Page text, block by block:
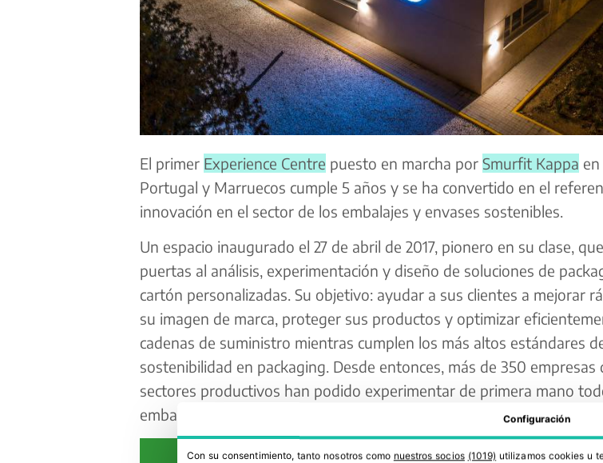
El primer Experience Centre puesto en marcha por Smurfit Kappa
Portugal y Marruecos cumple 5 años y se ha convertido en el
innovación en el sector de los embalajes y envases sostenibles.
Un espacio inaugurado el 27 de abril de 2017, pionero en su clase,
puertas al análisis, experimentación y diseño de soluciones de
cartón personalizadas. Su objetivo: ayudar a sus clientes a mejorar
su imagen de marca, proteger sus productos y optimizar
cadenas de suministro mientras cumplen los más altos estándares
sostenibilidad en packaging. Desde entonces, más de 350 empresas
sectores productivos han podido experimentar de primera mano
embalaje puede hacer por sus negocios.
Configuración
Con su consentimiento, tanto nosotros como nuestros socios (1019) utilizamos cookies u